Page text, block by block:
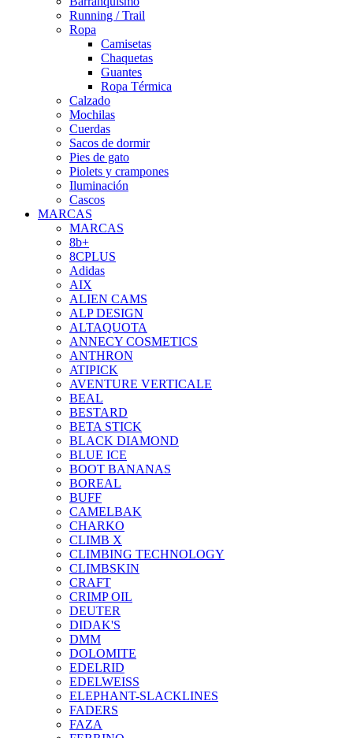
Running / Trail
Ropa
Camisetas
Chaquetas
Guantes
Ropa Térmica
Calzado
Mochilas
Cuerdas
Sacos de dormir
Pies de gato
Piolets y crampones
Iluminación
Cascos
MARCAS
MARCAS
8b+
8CPLUS
Adidas
AIX
ALIEN CAMS
ALP DESIGN
ALTAQUOTA
ANNECY COSMETICS
ANTHRON
ATIPICK
AVENTURE VERTICALE
BEAL
BESTARD
BETA STICK
BLACK DIAMOND
BLUE ICE
BOOT BANANAS
BOREAL
BUFF
CAMELBAK
CHARKO
CLIMB X
CLIMBING TECHNOLOGY
CLIMBSKIN
CRAFT
CRIMP OIL
DEUTER
DIDAK'S
DMM
DOLOMITE
EDELRID
EDELWEISS
ELEPHANT-SLACKLINES
FADERS
FAZA